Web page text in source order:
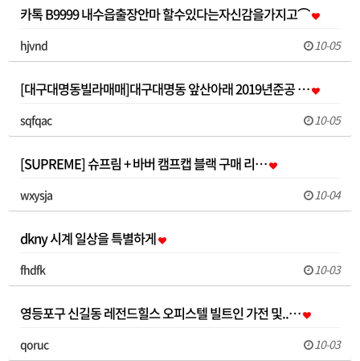
카톡 B9999 내수읍출장안마 할수있다는자신감을가지고⌒
hjvnd 10-05
[대구대명동빌라매매]대구대명동 앞산아래 2019년준공 …
sqfqac 10-05
[SUPREME] 슈프림 + 바버 캠프캡 블랙 구매 리…
wxysja 10-04
dkny 시계 일상을 특별하게
fhdfk 10-03
영등포구 신길동 레전드힐스 오피스텔 빌트인 가전 및..…
qoruc 10-03